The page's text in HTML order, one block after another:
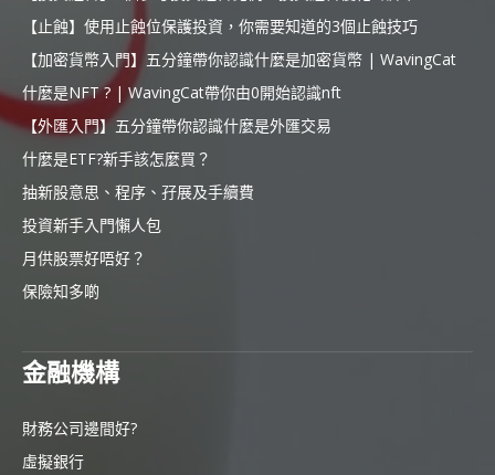
【止蝕】使用止蝕位保護投資，你需要知道的3個止蝕技巧
【加密貨幣入門】五分鐘帶你認識什麼是加密貨幣 | WavingCat
什麼是NFT ? | WavingCat帶你由0開始認識nft
【外匯入門】五分鐘帶你認識什麼是外匯交易
什麼是ETF?新手該怎麼買？
抽新股意思、程序、孖展及手續費
投資新手入門懶人包
月供股票好唔好？
保險知多啲
金融機構
財務公司邊間好?
虛擬銀行